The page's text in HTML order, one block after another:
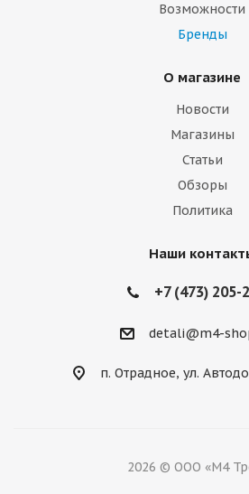
Возможности
Бренды
О магазине
Новости
Магазины
Статьи
Обзоры
Политика
Наши
+7 (473) 205-
detali@m4-
п. Отрадное, ул.
2026 © ООО «М4